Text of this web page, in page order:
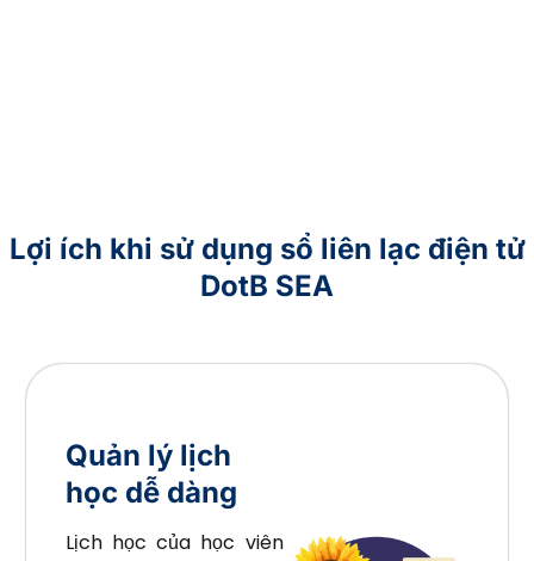
Lợi ích khi sử dụng sổ liên lạc điện tử
DotB SEA
Quản lý lịch
học dễ dàng
Lịch học của học viên